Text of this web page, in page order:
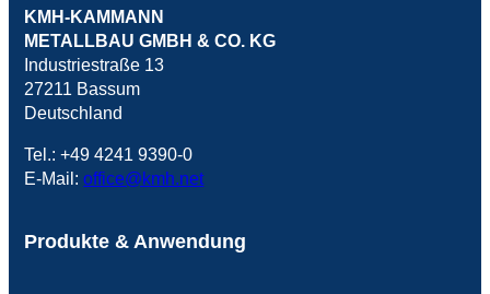
KMH-KAMMANN
METALLBAU GMBH & CO. KG
Industriestraße 13
27211 Bassum
Deutschland
Tel.: +49 4241 9390-0
E-Mail:office@kmh.net
Produkte & Anwendung